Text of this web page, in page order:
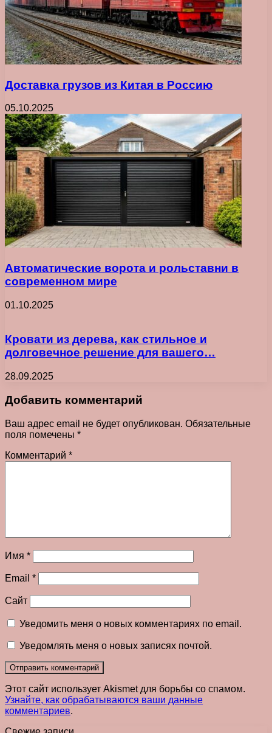
Доставка грузов из Китая в Россию
05.10.2025
Автоматические ворота и рольставни в
современном мире
01.10.2025
Кровати из дерева, как стильное и
долговечное решение для вашего…
28.09.2025
Добавить комментарий
Ваш адрес email не будет опубликован. Обязательные
поля помечены *
Комментарий *
Имя *
Email *
Сайт
Уведомить меня о новых комментариях по email.
Уведомлять меня о новых записях почтой.
Этот сайт использует Akismet для борьбы со спамом.
Узнайте, как обрабатываются ваши данные
комментариев.